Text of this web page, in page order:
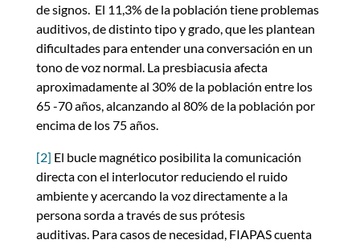
de signos. El 11,3% de la población tiene problemas
auditivos, de distinto tipo y grado, que les plantean
dificultades para entender una conversación en un
tono de voz normal. La presbiacusia afecta
aproximadamente al 30% de la población entre los
65 -70 años, alcanzando al 80% de la población por
encima de los 75 años.
[2] El bucle magnético posibilita la comunicación
directa con el interlocutor reduciendo el ruido
ambiente y acercando la voz directamente a la
persona sorda a través de sus prótesis
auditivas. Para casos de necesidad, FIAPAS cuenta